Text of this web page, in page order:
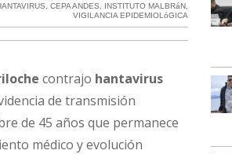
,CEPA ANDES INSTITUTO MALBRáN
VIGILANCIA EPIDEMIOLóGICA
contrajo hantavirus
de transmisión
de 45 años que permanece
médico y evolución